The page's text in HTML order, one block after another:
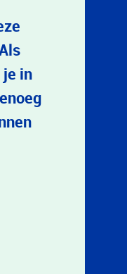
je in